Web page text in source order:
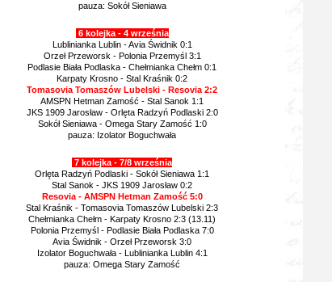
pauza: Sokół Sieniawa
6 kolejka - 4 września
Lublinianka Lublin - Avia Świdnik 0:1
Orzeł Przeworsk - Polonia Przemyśl 3:1
Podlasie Biała Podlaska - Chełmianka Chełm 0:1
Karpaty Krosno - Stal Kraśnik 0:2
Tomasovia Tomaszów Lubelski - Resovia 2:2
AMSPN Hetman Zamość - Stal Sanok 1:1
JKS 1909 Jarosław - Orlęta Radzyń Podlaski 2:0
Sokół Sieniawa - Omega Stary Zamość 1:0
pauza: Izolator Boguchwała
7 kolejka - 7/8 września
Orlęta Radzyń Podlaski - Sokół Sieniawa 1:1
Stal Sanok - JKS 1909 Jarosław 0:2
Resovia - AMSPN Hetman Zamość 5:0
Stal Kraśnik - Tomasovia Tomaszów Lubelski 2:3
Chełmianka Chełm - Karpaty Krosno 2:3 (13.11)
Polonia Przemyśl - Podlasie Biała Podlaska 7:0
Avia Świdnik - Orzeł Przeworsk 3:0
Izolator Boguchwała - Lublinianka Lublin 4:1
pauza: Omega Stary Zamość